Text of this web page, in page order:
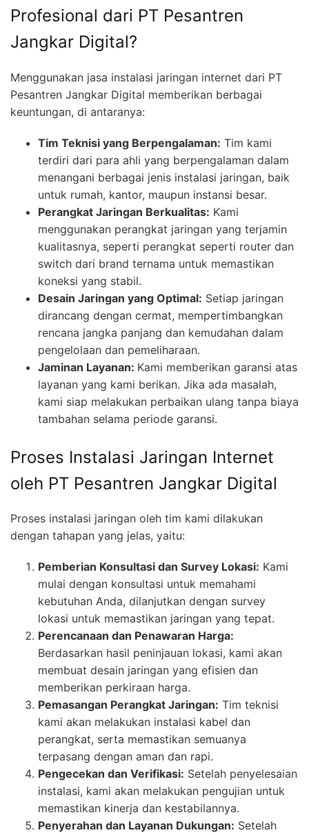
Profesional dari PT Pesantren
Jangkar Digital?
Menggunakan jasa instalasi jaringan internet dari PT
Pesantren Jangkar Digital memberikan berbagai
keuntungan, di antaranya:
Tim Teknisi yang Berpengalaman: Tim kami
terdiri dari para ahli yang berpengalaman dalam
menangani berbagai jenis instalasi jaringan, baik
untuk rumah, kantor, maupun instansi besar.
Perangkat Jaringan Berkualitas: Kami
menggunakan perangkat jaringan yang terjamin
kualitasnya, seperti perangkat seperti router dan
switch dari brand ternama untuk memastikan
koneksi yang stabil.
Desain Jaringan yang Optimal: Setiap jaringan
dirancang dengan cermat, mempertimbangkan
rencana jangka panjang dan kemudahan dalam
pengelolaan dan pemeliharaan.
Jaminan Layanan: Kami memberikan garansi atas
layanan yang kami berikan. Jika ada masalah,
kami siap melakukan perbaikan ulang tanpa biaya
tambahan selama periode garansi.
Proses Instalasi Jaringan Internet
oleh PT Pesantren Jangkar Digital
Proses instalasi jaringan oleh tim kami dilakukan
dengan tahapan yang jelas, yaitu:
Pemberian Konsultasi dan Survey Lokasi: Kami
mulai dengan konsultasi untuk memahami
kebutuhan Anda, dilanjutkan dengan survey
lokasi untuk memastikan jaringan yang tepat.
Perencanaan dan Penawaran Harga:
Berdasarkan hasil peninjauan lokasi, kami akan
membuat desain jaringan yang efisien dan
memberikan perkiraan harga.
Pemasangan Perangkat Jaringan: Tim teknisi
kami akan melakukan instalasi kabel dan
perangkat, serta memastikan semuanya
terpasang dengan aman dan rapi.
Pengecekan dan Verifikasi: Setelah penyelesaian
instalasi, kami akan melakukan pengujian untuk
memastikan kinerja dan kestabilannya.
Penyerahan dan Layanan Dukungan: Setelah